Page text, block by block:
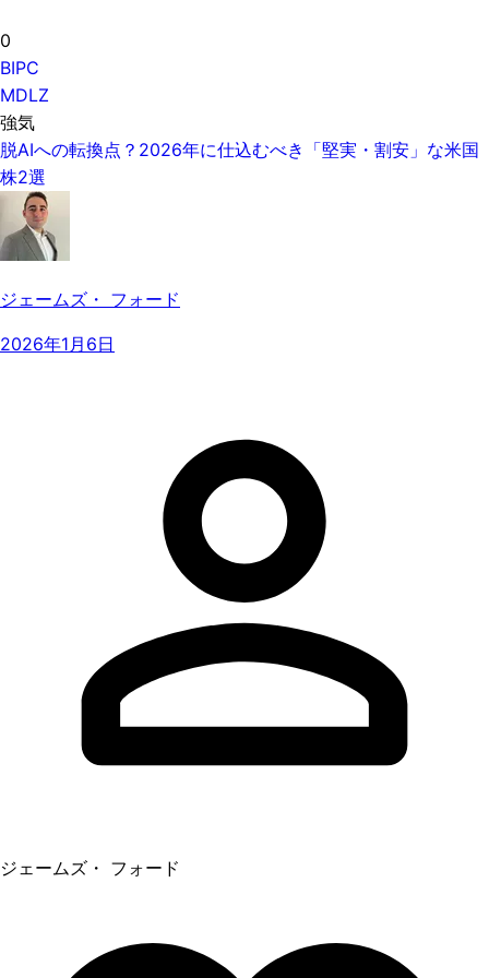
0
BIPC
MDLZ
強気
脱AIへの転換点？2026年に仕込むべき「堅実・割安」な米国
株2選
ジェームズ・ フォード
2026年1月6日
ジェームズ・ フォード